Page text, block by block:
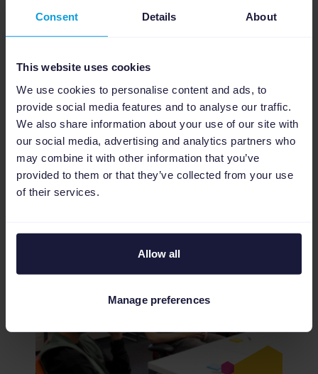
Consent Details About
This website uses cookies
We use cookies to personalise content and ads, to
provide social media features and to analyse our traffic.
We also share information about your use of our site with
our social media, advertising and analytics partners who
may combine it with other information that you’ve
provided to them or that they’ve collected from your use
of their services.
Allow all
Manage preferences
Product Roundtables
Een stem in de product roadmap
Geef de toekomst van Channable vorm tijdens
onze exclusieve Product Roundtables. Krijg als
eerste een voorproefje van nieuwe features,
geef direct feedback en oefen invloed uit op de
ontwikkeling van features die jouw agency